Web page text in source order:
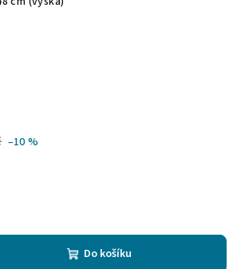
–10 %
Do košíku